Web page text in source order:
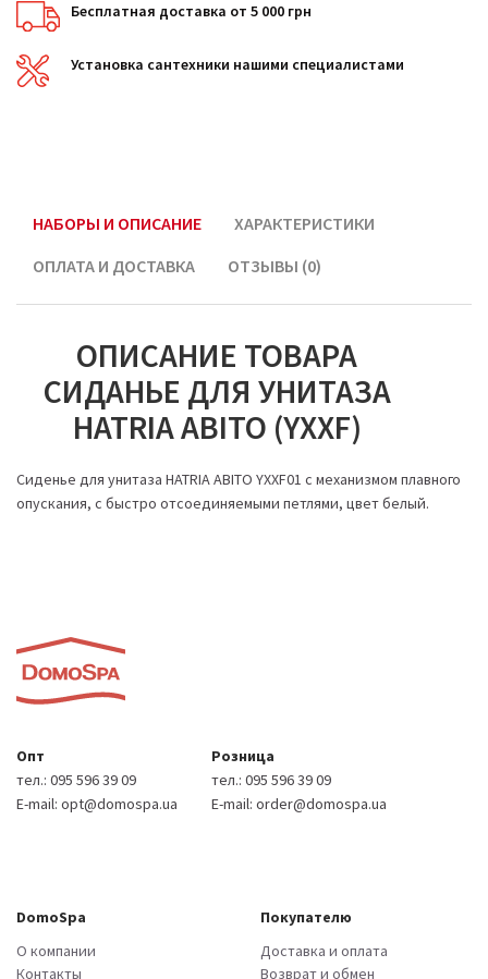
Бесплатная доставка от 5 000 грн
Установка сантехники нашими специалистами
НАБОРЫ И ОПИСАНИЕ
ХАРАКТЕРИСТИКИ
ОПЛАТА И ДОСТАВКА
ОТЗЫВЫ (0)
ОПИСАНИЕ ТОВАРА
СИДАНЬЕ ДЛЯ УНИТАЗА
HATRIA ABITO (YXXF)
Сиденье для унитаза HATRIA ABITO YXXF01 с механизмом плавного
опускания, с быстро отсоединяемыми петлями, цвет белый.
Опт
тел.: 095 596 39 09
E-mail: opt@domospa.ua
Розница
тел.: 095 596 39 09
E-mail: order@domospa.ua
DomoSpa
О компании
Контакты
Покупателю
Доставка и оплата
Возврат и обмен